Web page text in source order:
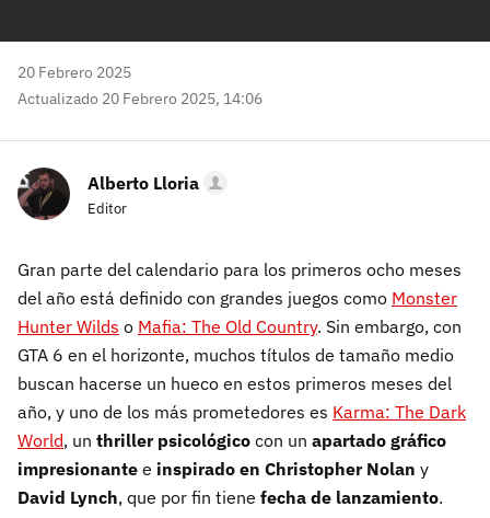
20 Febrero 2025
Actualizado 20 Febrero 2025, 14:06
Alberto Lloria
Editor
Gran parte del calendario para los primeros ocho meses
del año está definido con grandes juegos como Monster
Hunter Wilds o Mafia: The Old Country. Sin embargo, con
GTA 6 en el horizonte, muchos títulos de tamaño medio
buscan hacerse un hueco en estos primeros meses del
año, y uno de los más prometedores es Karma: The Dark
World, un thriller psicológico con un apartado gráfico
impresionante e inspirado en Christopher Nolan y
David Lynch, que por fin tiene fecha de lanzamiento.